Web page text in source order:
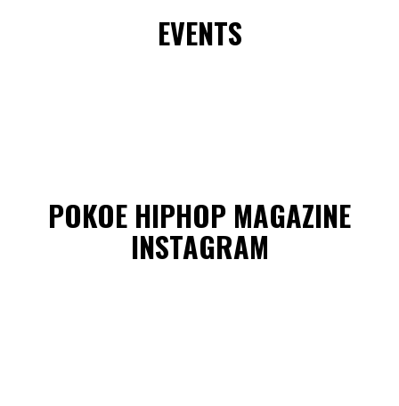
EVENTS
POKOE HIPHOP MAGAZINE
INSTAGRAM